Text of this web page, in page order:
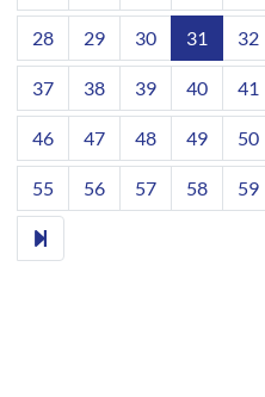
28 29 30 31 32
37 38 39 40 41
46 47 48 49 50
55 56 57 58 59